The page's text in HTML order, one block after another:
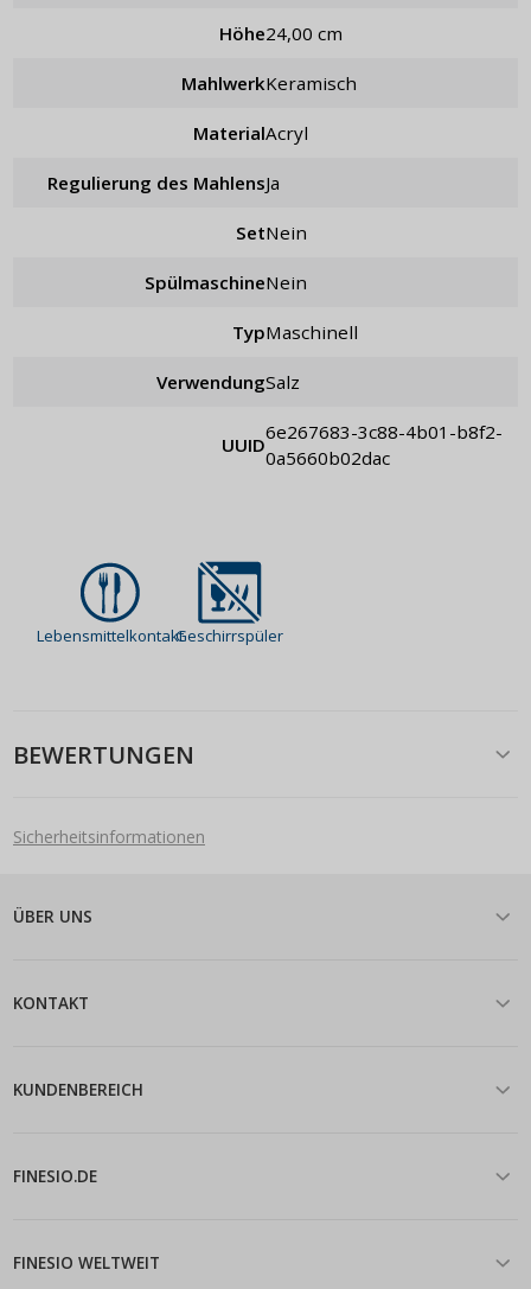
Höhe 24,00 cm
Mahlwerk keramisch
Material Acryl
Regulierung des Mahlens ja
Set nein
Spülmaschine Nein
Typ maschinell
Verwendung Salz
UUID
6e267683-3c88-4b01-b8f2-
0a5660b02dac
LebensmittelkontaktGeschirrspüler
BEWERTUNGEN
Sicherheitsinformationen
ÜBER UNS
KONTAKT
KUNDENBEREICH
FINESIO.DE
FINESIO WELTWEIT